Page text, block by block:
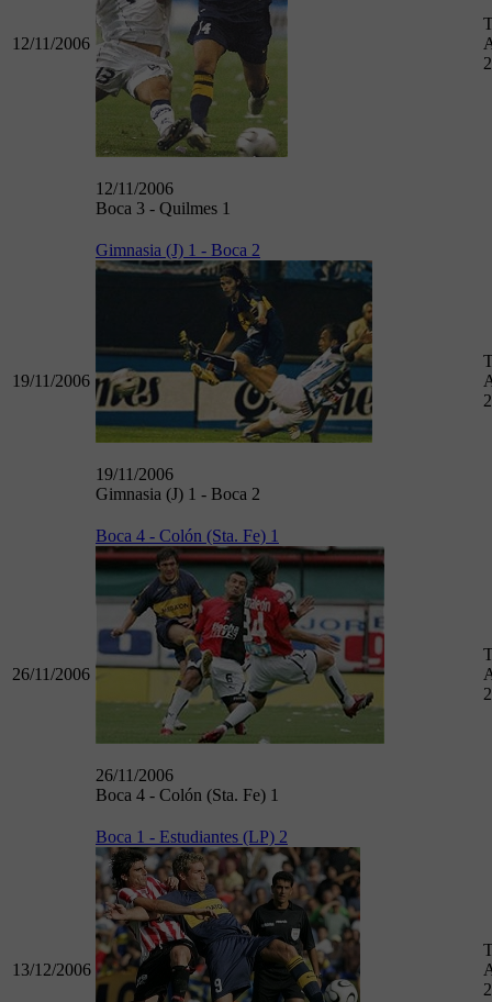
12/11/2006
12/11/2006
Boca 3 - Quilmes 1
19/11/2006
Gimnasia (J) 1 - Boca 2
19/11/2006
Gimnasia (J) 1 - Boca 2
26/11/2006
Boca 4 - Colón (Sta. Fe) 1
26/11/2006
Boca 4 - Colón (Sta. Fe) 1
13/12/2006
Boca 1 - Estudiantes (LP) 2